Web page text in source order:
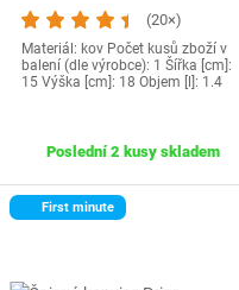
(20×)
Materiál: kov Počet kusů zboží v
balení (dle výrobce): 1 Šířka [cm]:
15 Výška [cm]: 18 Objem [l]: 1.4
Poslední 2 kusy skladem
First minute